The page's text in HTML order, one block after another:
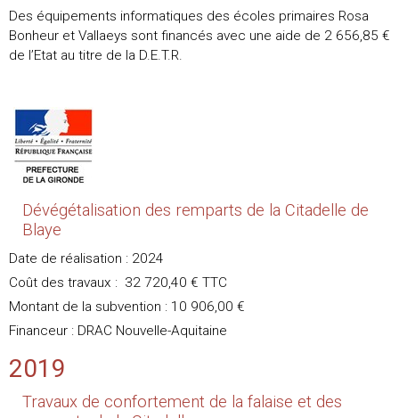
Des équipements informatiques des écoles primaires Rosa
Bonheur et Vallaeys sont financés avec une aide de 2 656,85 €
de l’Etat au titre de la D.E.T.R.
Dévégétalisation des remparts de la Citadelle de
Blaye
Date de réalisation : 2024
Coût des travaux : 32 720,40 € TTC
Montant de la subvention : 10 906,00 €
Financeur : DRAC Nouvelle-Aquitaine
2019
Travaux de confortement de la falaise et des